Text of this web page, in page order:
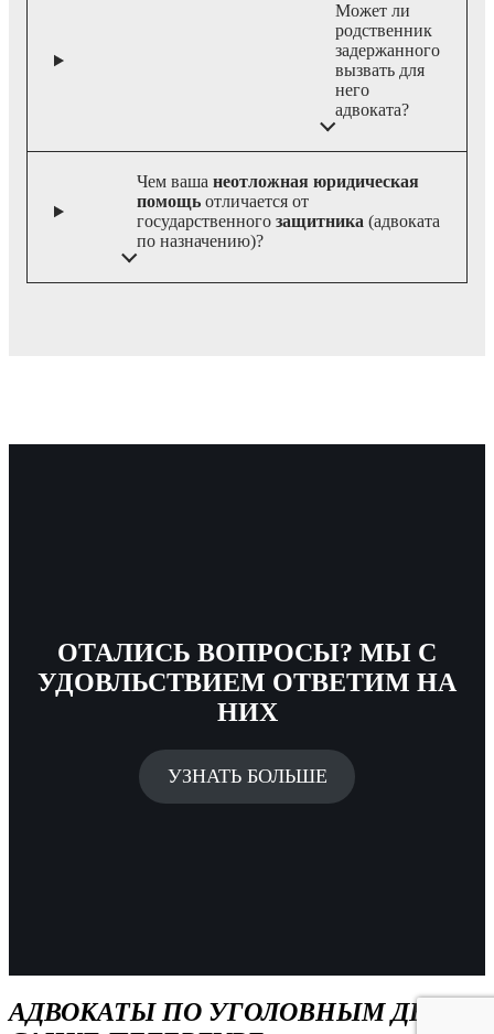
Может ли
родственник
задержанного
вызвать для
него
адвоката?
Чем ваша неотложная юридическая
помощь отличается от
государственного защитника (адвоката
по назначению)?
ОТАЛИСЬ ВОПРОСЫ? МЫ С
УДОВЛЬСТВИЕМ ОТВЕТИМ НА
НИХ
УЗНАТЬ БОЛЬШЕ
АДВОКАТЫ ПО УГОЛОВНЫМ ДЕЛАМ